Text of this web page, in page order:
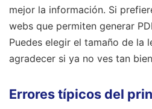
mejor la información. Si
webs que permiten generar
Puedes elegir el tamaño de la
agradecer si ya no ves tan
Errores típicos del